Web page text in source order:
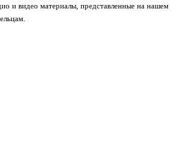
и видео материалы, представленные на нашем